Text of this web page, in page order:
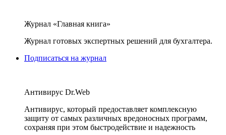
Журнал «Главная книга»
Журнал готовых экспертных решений для бухгалтера.
Подписаться на журнал
Антивирус Dr.Web
Антивирус, который предоставляет комплексную
защиту от самых различных вредоносных программ,
сохраняя при этом быстродействие и надежность